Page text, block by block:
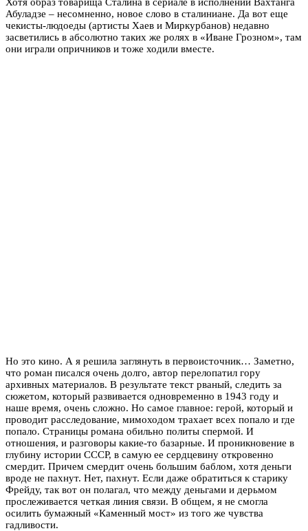
Абуладзе – несомненно, новое слово в сталиниане. Да вот еще
чекисты-людоеды (артисты Хаев и Миркурбанов) недавно
засветились в абсолютно таких же ролях в «Иване Грозном», там
они играли опричников и тоже ходили вместе.
Но это кино. А я решила заглянуть в первоисточник… Заметно,
что роман писался очень долго, автор перелопатил гору
архивных материалов. В результате текст рваный, следить за
сюжетом, который развивается одновременно в 1943 году и
наше время, очень сложно. Но самое главное: герой, который и
проводит расследование, мимоходом трахает всех попало и где
попало. Страницы романа обильно политы спермой. И
отношения, и разговоры какие-то базарные. И проникновение в
глубину истории СССР, в самую ее сердцевину откровенно
смердит. Причем смердит очень большим баблом, хотя деньги
вроде не пахнут. Нет, пахнут. Если даже обратиться к старику
Фрейду, так вот он полагал, что между деньгами и дерьмом
прослеживается четкая линия связи. В общем, я не смогла
осилить бумажный «Каменный мост» из того же чувства
гадливости.